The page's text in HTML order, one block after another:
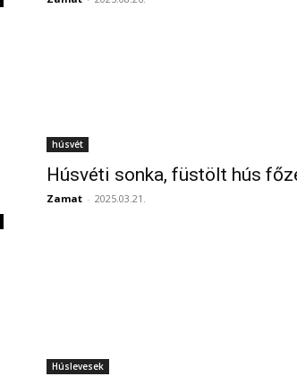
húsvét
Húsvéti sonka, füstölt hús
Zamat - 2025.03.21.
Húslevesek